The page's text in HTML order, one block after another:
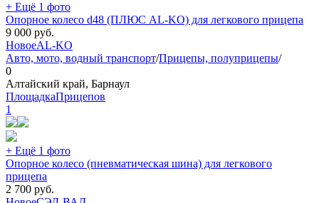
+ Ещё 1 фото
Опорное колесо d48 (ПЛЮС AL-KO) для легкового прицепа
9 000 руб.
НовоеAL-KO
Авто, мото, водный транспорт/Прицепы, полуприцепы/
0
Алтайский край, Барнаул
ПлощадкаПрицепов
1
+ Ещё 1 фото
Опорное колесо (пневматическая шина) для легкового
прицепа
2 700 руб.